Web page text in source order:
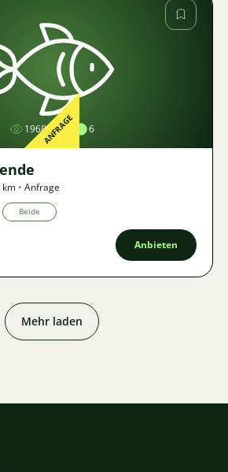
Bild
1968 6
ANFRAGE
km • Anfrage
Beide
Anbieten
Mehr laden